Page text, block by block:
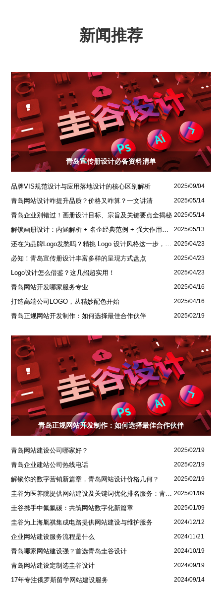
新闻推荐
青岛宣传册设计必备资料清单
品牌VIS规范设计与应用落地设计的核心区别解析 2025/09/04
青岛网站设计咋提升品质？价格又咋算？一文讲清 2025/05/14
青岛企业别错过！画册设计目标、宗旨及关键要点全揭秘 2025/05/14
解锁画册设计：内涵解析 + 名企经典范例 + 强大作用全揭秘 2025/05/13
还在为品牌Logo发愁吗？精挑 Logo 设计风格这一步，轻松铸就独属于你的品牌魅力 2025/04/23
必知！青岛宣传册设计丰富多样的呈现方式盘点 2025/04/23
Logo设计怎么借鉴？这几招超实用！ 2025/04/23
青岛网站开发哪家服务专业 2025/04/16
打造高端公司LOGO，从精妙配色开始 2025/04/16
青岛正规网站开发制作：如何选择最佳合作伙伴 2025/02/19
青岛正规网站开发制作：如何选择最佳合作伙伴
青岛网站建设公司哪家好？ 2025/02/19
青岛企业建站公司热线电话 2025/02/19
解锁你的数字营销新篇章，青岛网站设计价格几何？ 2025/02/19
2025/01/09
圭谷携手中氟氟碳：共筑网站数字化新篇章 2025/01/09
圭谷为上海胤祺集成电路提供网站建设与维护服务 2024/12/12
企业网站建设服务流程是什么 2024/11/21
青岛哪家网站建设强？首选青岛圭谷设计 2024/10/19
青岛网站建设定制选圭谷设计 2024/09/19
17年专注俄罗斯留学网站建设服务 2024/09/14